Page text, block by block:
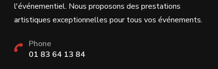
l'événementiel. Nous proposons des prestations
artistiques exceptionnelles pour tous vos événements.
Phone
01 83 64 13 84